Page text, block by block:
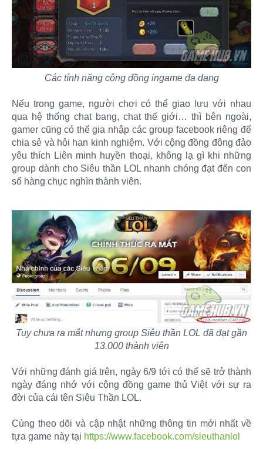
Các tính năng cộng đồng ingame đa dạng
Nếu trong game, người chơi có thể giao lưu với nhau
qua hệ thống chat bang, chat thế giới… thì bên ngoài,
gamer cũng có thể gia nhập các group facebook riêng để
chia sẻ và hỏi han kinh nghiệm. Với cộng đồng đông đảo
yêu thích Liên minh huyền thoại, không lạ gì khi những
group dành cho Siêu thần LOL nhanh chóng đạt đến con
số hàng chục nghìn thành viên.
Tuy chưa ra mắt nhưng group Siêu thần LOL đã đạt gần
13.000 thành viên
Với những đánh giá trên, ngày 6/9 tới có thể sẽ trở thành
ngày đáng nhớ với cộng đồng game thủ Việt với sự ra
đời của cái tên Siêu Thần LOL.
Cùng theo dõi và cập nhật những thông tin mới nhất về
tựa game này tại https://www.facebook.com/sieuthanlol